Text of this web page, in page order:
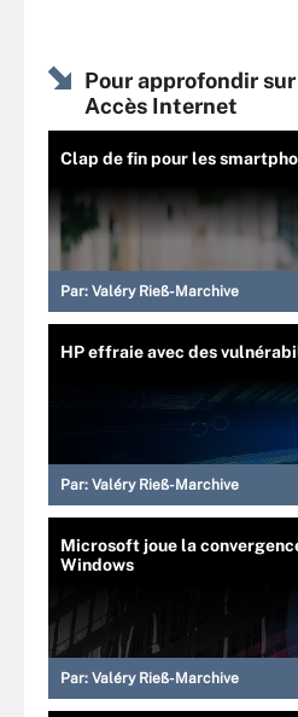
Pour approfondir
Accès Internet
Clap de fin pour les
Par: Valéry Rieß-Marchive
HP effraie avec des
Par: Valéry Rieß-Marchive
Microsoft joue la
Windows
Par: Valéry Rieß-Marchive